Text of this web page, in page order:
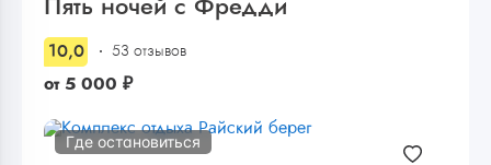
Пять ночей с Фредди
10,0 53 отзывов
от 5 000 ₽
Где остановиться